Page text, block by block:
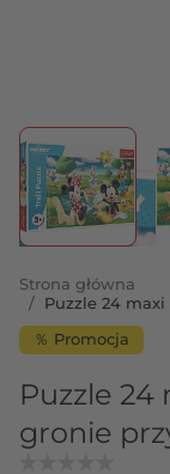
View
Strona główna
/ Puzzle 24
％ Promocja
Puzzle 24
gronie